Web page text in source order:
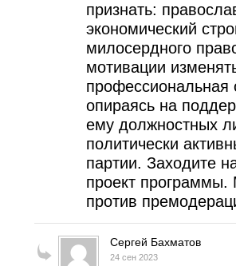
признать:
экономический
милосердного
мотивации
профессиональная
опираясь на
ему должностных
политически
партии. Заходите
проект программы.
против
Сергей Бахматов
24 сен 2023